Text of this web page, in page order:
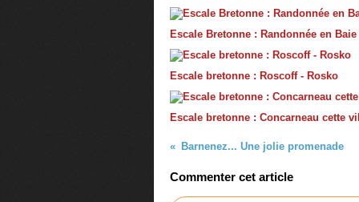
Escale Bretonne : Randonnée en
Escale bretonne : Roscoff - Rosko
Escale bretonne : Concarneau cette
Barnenez... Une jolie promenade
Commenter cet article